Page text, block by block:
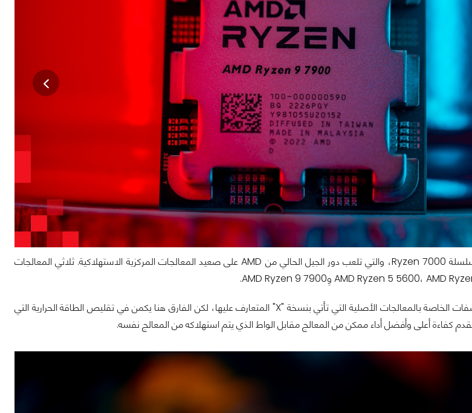
قدمت AMD ثلاث معالجات في سلسلة Ryzen 7000، والتي تلعب دور الجيل الحالي من AMD على صعيد المعالجات المركزية الاستهلاكية. ثلاثي المعالجات
هذه المعالجات تحتفظ بكل المواصفات الخاصة بالمعالجات الأصلية التي تأتي بنسخة "X" المتعارف عليها، لكن الفارق هنا يكمن في تقليص الطاقة الحرارية التي